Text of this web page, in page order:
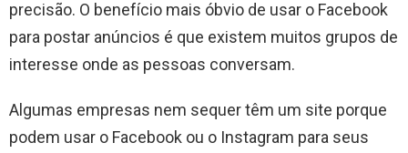
precisão. O benefício mais óbvio de usar o Facebook
para postar anúncios é que existem muitos grupos de
interesse onde as pessoas conversam.
Algumas empresas nem sequer têm um site porque
podem usar o Facebook ou o Instagram para seus